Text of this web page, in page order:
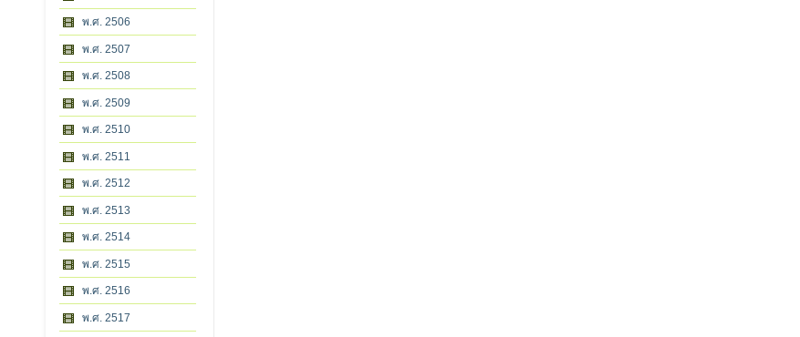
พ.ศ. 2506
พ.ศ. 2507
พ.ศ. 2508
พ.ศ. 2509
พ.ศ. 2510
พ.ศ. 2511
พ.ศ. 2512
พ.ศ. 2513
พ.ศ. 2514
พ.ศ. 2515
พ.ศ. 2516
พ.ศ. 2517